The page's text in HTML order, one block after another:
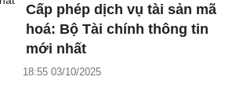
Cấp phép dịch vụ tài sản mã
hoá: Bộ Tài chính thông tin
mới nhất
18:55 03/10/2025